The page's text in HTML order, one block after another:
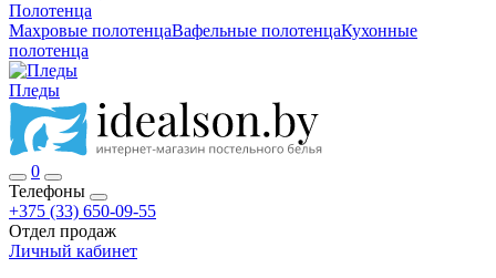
Полотенца
Махровые полотенцаВафельные полотенцаКухонные
полотенца
Пледы
0
Телефоны
+375 (33) 650-09-55
Отдел продаж
Личный кабинет